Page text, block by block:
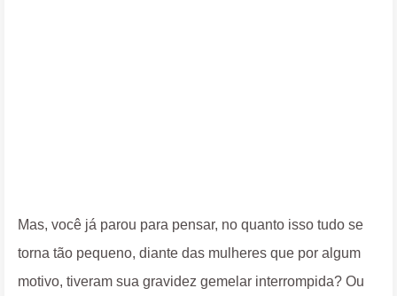
Mas, você já parou para pensar, no quanto isso tudo se
torna tão pequeno, diante das mulheres que por algum
motivo, tiveram sua gravidez gemelar interrompida? Ou